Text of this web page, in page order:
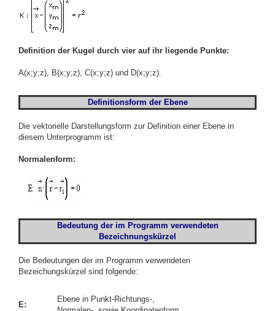
Definition der Kugel durch vier auf ihr liegende Punkte:
A(x;y;z), B(x;y;z), C(x;y;z) und D(x;y;z).
Definitionsform der Ebene
Die vektorielle Darstellungsform zur Definition einer Ebene in
diesem Unterprogramm ist:
Normalenform:
Bedeutung der im Programm verwendeten
Bezeichnungskürzel
Die Bedeutungen der im Programm verwendeten
Bezeichungskürzel sind folgende:
E:
Ebene in Punkt-Richtungs-,